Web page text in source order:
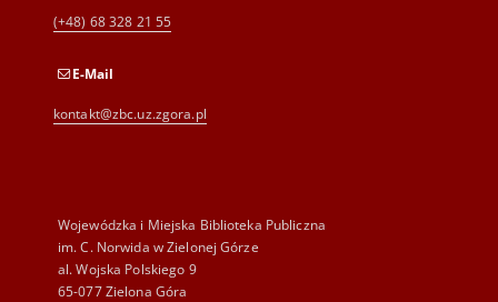
(+48) 68 328 21 55
E-Mail
kontakt@zbc.uz.zgora.pl
Wojewódzka i Miejska Biblioteka Publiczna
im. C. Norwida w Zielonej Górze
al. Wojska Polskiego 9
65-077 Zielona Góra